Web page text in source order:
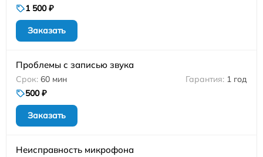
1 500 ₽
Заказать
Проблемы с записью звука
60 мин
1 год
500 ₽
Заказать
Неисправность микрофона